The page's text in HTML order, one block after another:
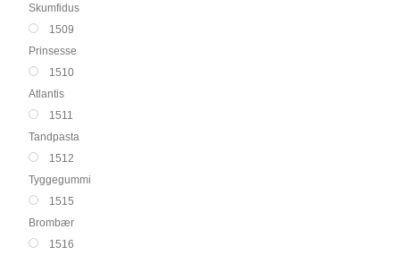
Skumfidus
1509
Prinsesse
1510
Atlantis
1511
Tandpasta
1512
Tyggegummi
1515
Brombær
1516